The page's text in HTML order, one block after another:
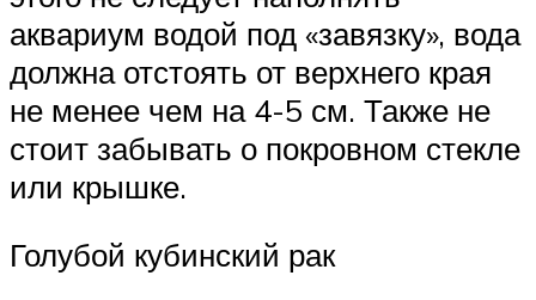
аквариум водой под «завязку», вода
должна отстоять от верхнего края
не менее чем на 4-5 см. Также не
стоит забывать о покровном стекле
или крышке.
Голубой кубинский рак